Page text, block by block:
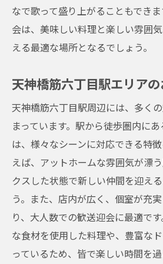
なで歌って盛り上がることもでき
会は、美味しい料理と楽しい雰囲
える最適な場所となるでしょう。
天神橋筋六丁目駅エリア
天神橋筋六丁目駅周辺には、多く
まっています。駅から徒歩圏内に
は、様々なシーンに対応できる特
えば、アットホームな雰囲気が漂
クスした状態で新しい仲間を迎え
う。また、店内が広く、個室が充
り、大人数での歓送迎会に最適で
な食材を使用した料理や、豊富な
っているため、皆で楽しい時間を